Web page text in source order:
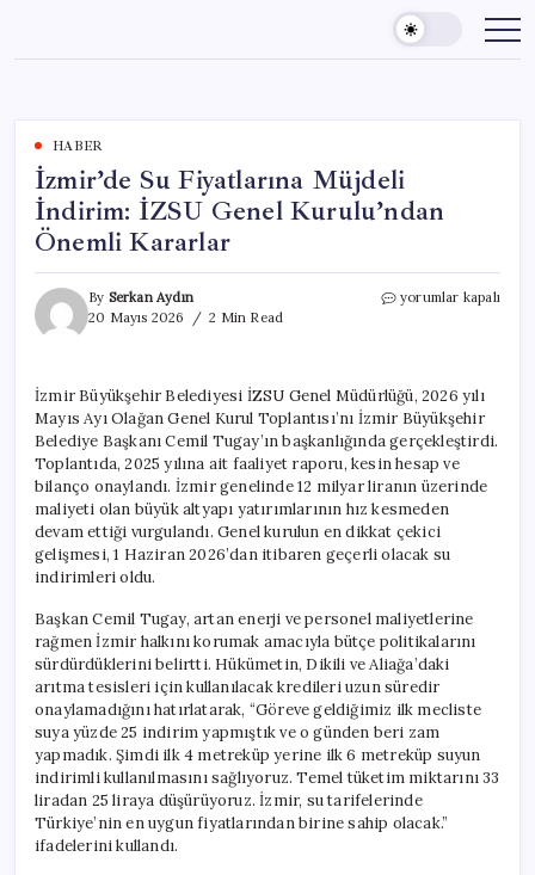
content
HABER
İzmir’de Su Fiyatlarına Müjdeli
İndirim: İZSU Genel Kurulu’ndan
Önemli Kararlar
By Serkan Aydın
20 Mayıs 2026
2 Min Read
İzmir’de
İZSU
Genel
Kurulu’ndan
Önemli
Kararlar
yorumlar kapalı
İzmir Büyükşehir Belediyesi İZSU Genel Müdürlüğü, 2026 yılı
Mayıs Ayı Olağan Genel Kurul Toplantısı’nı İzmir Büyükşehir
Belediye Başkanı Cemil Tugay’ın başkanlığında gerçekleştirdi.
Toplantıda, 2025 yılına ait faaliyet raporu, kesin hesap ve
bilanço onaylandı. İzmir genelinde 12 milyar liranın üzerinde
maliyeti olan büyük altyapı yatırımlarının hız kesmeden
devam ettiği vurgulandı. Genel kurulun en dikkat çekici
gelişmesi, 1 Haziran 2026’dan itibaren geçerli olacak su
indirimleri oldu.
Başkan Cemil Tugay, artan enerji ve personel maliyetlerine
rağmen İzmir halkını korumak amacıyla bütçe politikalarını
sürdürdüklerini belirtti. Hükümetin, Dikili ve Aliağa’daki
arıtma tesisleri için kullanılacak kredileri uzun süredir
onaylamadığını hatırlatarak, “Göreve geldiğimiz ilk mecliste
suya yüzde 25 indirim yapmıştık ve o günden beri zam
yapmadık. Şimdi ilk 4 metreküp yerine ilk 6 metreküp suyun
indirimli kullanılmasını sağlıyoruz. Temel tüketim miktarını 33
liradan 25 liraya düşürüyoruz. İzmir, su tarifelerinde
Türkiye’nin en uygun fiyatlarından birine sahip olacak.”
ifadelerini kullandı.